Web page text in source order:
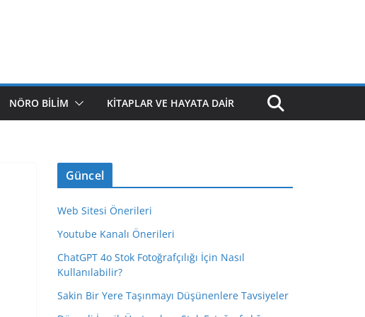
NÖRO BILIM KITAPLAR VE HAYATA DAIR
Güncel
Web Sitesi Önerileri
Youtube Kanalı Önerileri
ChatGPT 4o Stok Fotoğrafçılığı İçin Nasıl
Kullanılabilir?
Sakin Bir Yere Taşınmayı Düşünenlere Tavsiyeler